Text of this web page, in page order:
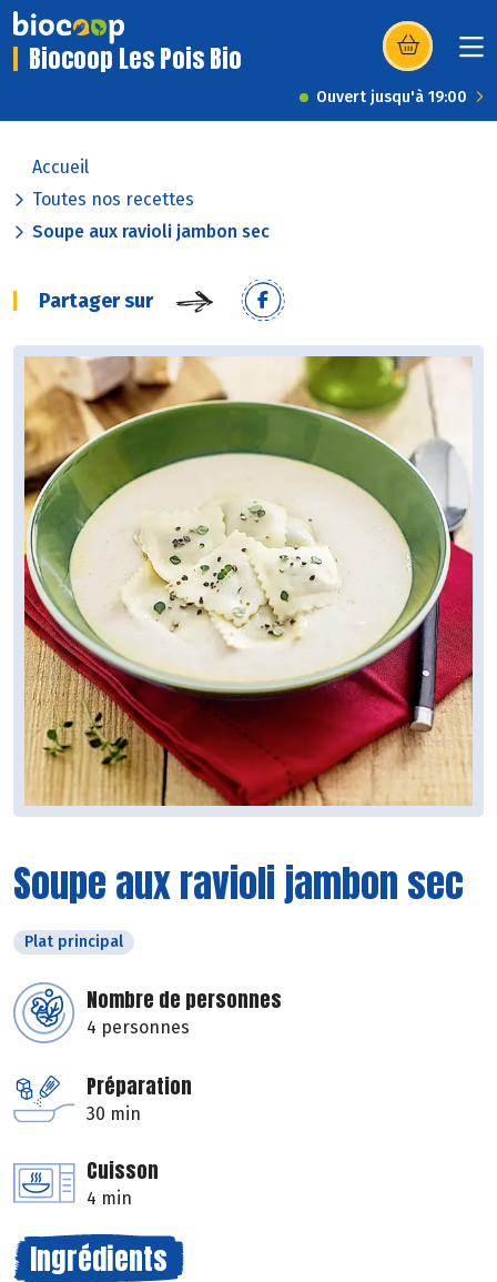
Biocoop Les Pois Bio (s’ouvre dans
Ouvert jusqu'à 19:00
Accueil
Toutes nos recettes
Soupe aux ravioli jambon sec
Partager sur
Soupe aux ravioli jambon sec
Plat principal
Nombre de personnes
4 personnes
Préparation
30 min
Cuisson
4 min
Ingrédients